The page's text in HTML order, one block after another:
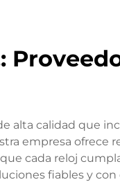
alta calidad que
empresa ofrece
cada reloj
fiables y con